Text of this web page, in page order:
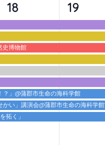
史博物館
」@蒲郡市生命の海科学館
い」講演会@蒲郡市生命の海科学館
拓く」
9
イ
ベ
ン
ト,
18
9
イ
ベ
ン
ト,
19